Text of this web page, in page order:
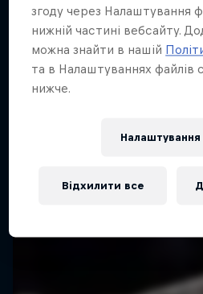
згоду через Налаштування
нижній частині вебсайту.
можна знайти в нашій
та в Налаштуваннях файлів
нижче.
Відхилити все